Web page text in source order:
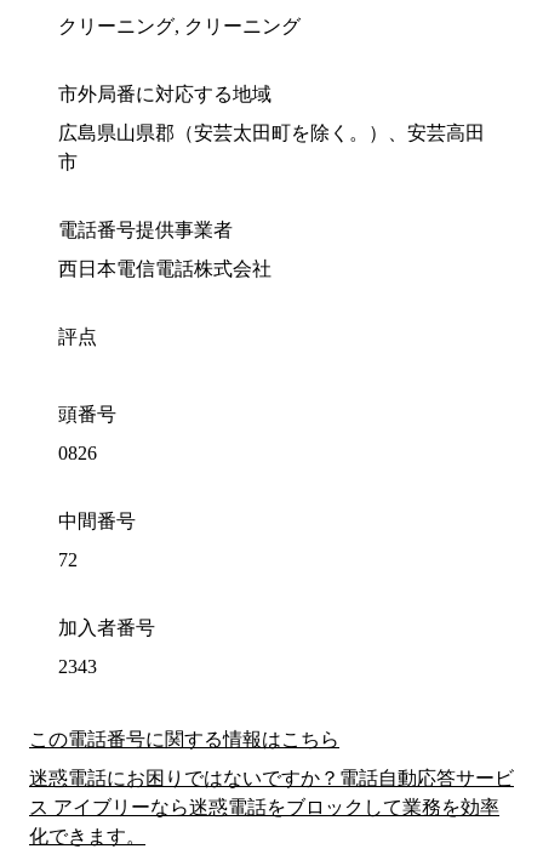
クリーニング, クリーニング
市外局番に対応する地域
広島県山県郡（安芸太田町を除く。）、安芸高田
市
電話番号提供事業者
西日本電信電話株式会社
評点
頭番号
0826
中間番号
72
加入者番号
2343
この電話番号に関する情報はこちら
迷惑電話にお困りではないですか？電話自動応答サービ
ス アイブリーなら迷惑電話をブロックして業務を効率
化できます。